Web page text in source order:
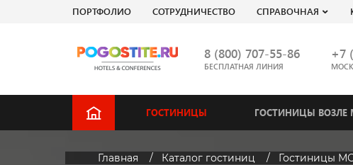
ПОРТФОЛИО СОТРУДНИЧЕСТВО СПРАВОЧНАЯ
8 (800) 707-55-86
БЕСПЛАТНАЯ ЛИНИЯ
+7
ГОСТИНИЦЫ ГОСТИНИЦЫ ВОЗЛЕ
Главная Каталог гостиниц Гостиницы